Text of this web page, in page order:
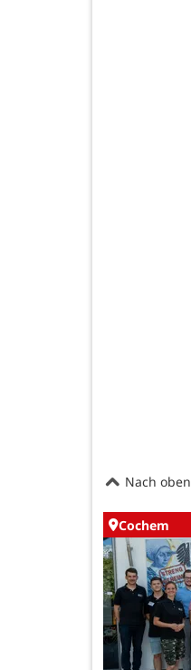
Nach oben
Cochem